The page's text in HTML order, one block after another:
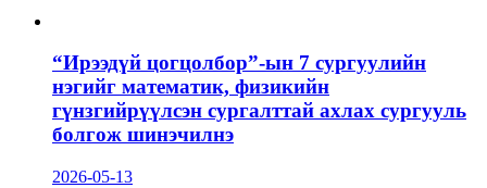
“Ирээдүй цогцолбор”-ын 7 сургуулийн
нэгийг математик, физикийн
гүнзгийрүүлсэн сургалттай ахлах сургууль
болгож шинэчилнэ
2026-05-13